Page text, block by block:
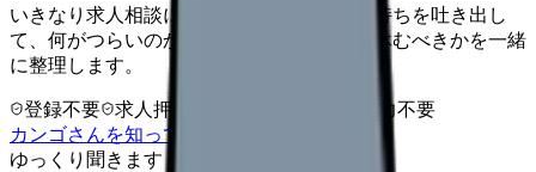
いきなり求人相談には進みません。今の気持ちを吐き出し
て、何がつらいのか、辞めるべきか、少し休むべきかを一緒
に整理します。
登録不要 求人押し売りなし
病院名は入力不要
カンゴさんを知ってから相談する
ゆっくり聞きます